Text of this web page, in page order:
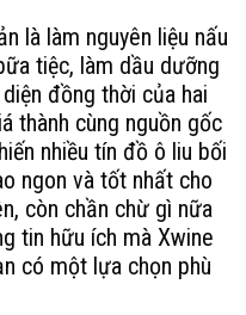
là làm nguyên liệu nấu
tiệc, làm dầu dưỡng
đồng thời của hai
thành cùng nguồn gốc
nhiều tín đồ ô liu bối
ngon và tốt nhất cho
còn chần chừ gì nữa
tin hữu ích mà Xwine
có một lựa chọn phù